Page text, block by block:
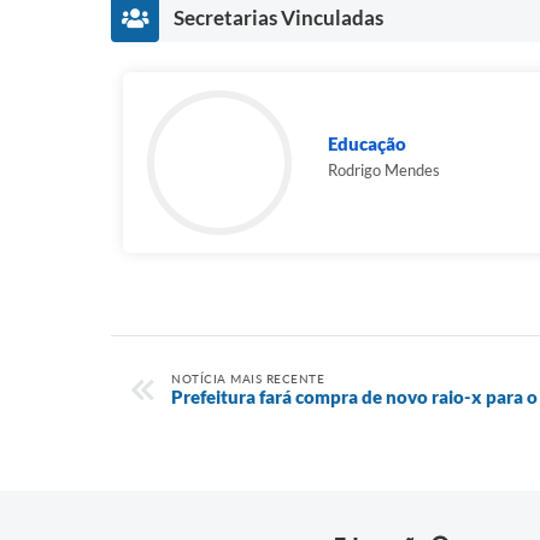
Secretarias Vinculadas
Educação
Rodrigo Mendes
NOTÍCIA MAIS RECENTE
Prefeitura fará compra de novo raio-x para o